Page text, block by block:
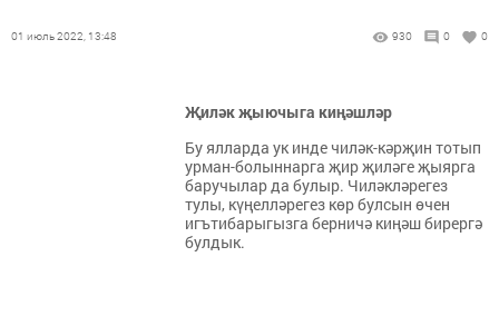
01 июль 2022, 13:48 930 0 0
Җиләк җыючыга киңәшләр
Бу ялларда ук инде чиләк-кәрҗин тотып
урман-болыннарга җир җиләге җыярга
баручылар да булыр. Чиләкләрегез
тулы, күңелләрегез көр булсын өчен
игътибарыгызга берничә киңәш бирергә
булдык.